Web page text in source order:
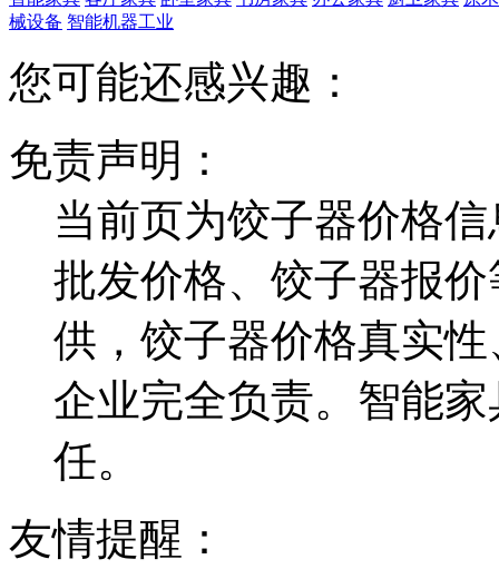
械设备 智能机器工业
您可能还感兴趣：
免责声明：
当前页为饺子器价格
批发价格、饺子器报
供，饺子器价格真实
企业完全负责。智能
任。
友情提醒：